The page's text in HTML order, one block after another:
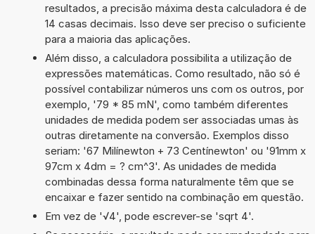
resultados, a precisão máxima desta calculadora é de
14 casas decimais. Isso deve ser preciso o suficiente
para a maioria das aplicações.
Além disso, a calculadora possibilita a utilização de
expressões matemáticas. Como resultado, não só é
possível contabilizar números uns com os outros, por
exemplo, '79 * 85 mN', como também diferentes
unidades de medida podem ser associadas umas às
outras diretamente na conversão. Exemplos disso
seriam: '67 Milínewton + 73 Centínewton' ou '91mm x
97cm x 4dm = ? cm^3'. As unidades de medida
combinadas dessa forma naturalmente têm que se
encaixar e fazer sentido na combinação em questão.
Em vez de '√4', pode escrever-se 'sqrt 4'.